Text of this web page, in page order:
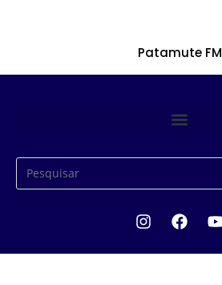
Patamute FM